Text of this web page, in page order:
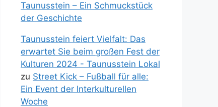
Taunusstein – Ein Schmuckstück
der Geschichte
Taunusstein feiert Vielfalt: Das
erwartet Sie beim großen Fest der
Kulturen 2024 - Taunusstein Lokal
zu Street Kick – Fußball für alle:
Ein Event der Interkulturellen
Woche